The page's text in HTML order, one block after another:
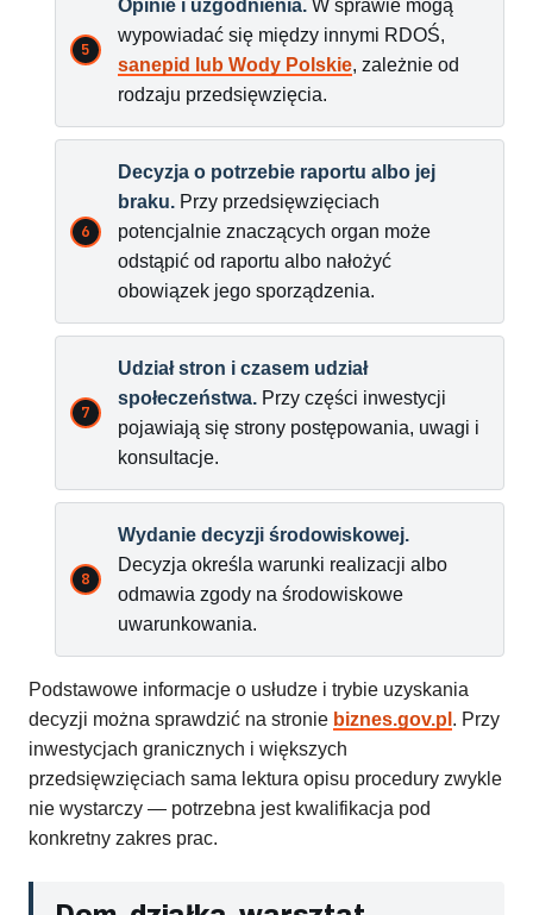
Opinie i uzgodnienia. W sprawie mogą
wypowiadać się między innymi RDOŚ,
sanepid lub Wody Polskie, zależnie od
rodzaju przedsięwzięcia.
Decyzja o potrzebie raportu albo jej
braku. Przy przedsięwzięciach
potencjalnie znaczących organ może
odstąpić od raportu albo nałożyć
obowiązek jego sporządzenia.
Udział stron i czasem udział
społeczeństwa. Przy części inwestycji
pojawiają się strony postępowania, uwagi i
konsultacje.
Wydanie decyzji środowiskowej.
Decyzja określa warunki realizacji albo
odmawia zgody na środowiskowe
uwarunkowania.
Podstawowe informacje o usłudze i trybie uzyskania
decyzji można sprawdzić na stronie biznes.gov.pl . Przy
inwestycjach granicznych i większych
przedsięwzięciach sama lektura opisu procedury zwykle
nie wystarczy — potrzebna jest kwalifikacja pod
konkretny zakres prac.